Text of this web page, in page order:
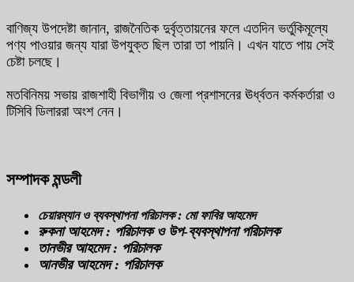
বাণিজ্য উপদেষ্টা জানান, রাজনৈতিক দুর্বৃত্তায়নের ফলে এতদিন ভর্তুকিমূল্যে
পণ্য পাওয়ার জন্য যারা উপযুক্ত ছিল তারা তা পায়নি। এখন যাতে পায় সেই
চেষ্টা চলছে।
মতবিনিময় সভায় রাজশাহী বিভাগীয় ও জেলা প্রশাসনের ঊর্ধ্বতন কর্মকর্তারা ও
টিসিবি ডিলাররা অংশ নেন।
সম্পাদক মন্ডলী
চেয়ারম্যান ও ব্যবস্থাপনা পরিচালক : মো ফাবির আহমেদ
রুকনা আহমেদ : পরিচালক ও উপ-ব্যবস্থাপনা পরিচালক
তানভীর আহমেদ : পরিচালক
আনভীর আহমেদ : পরিচালক